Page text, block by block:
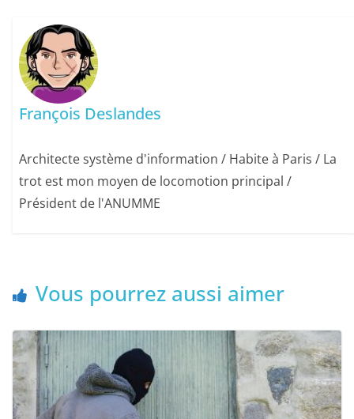
François Deslandes
Architecte système d'information / Habite à Paris / La
trot est mon moyen de locomotion principal /
Président de l'ANUMME
Vous pourrez aussi aimer